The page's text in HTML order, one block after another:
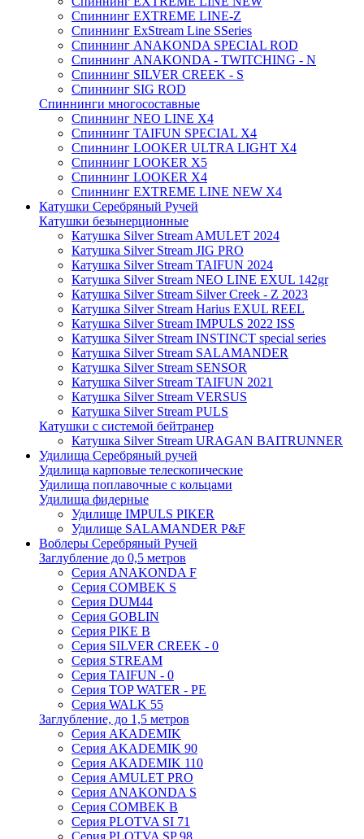
Спиннинг EXTREME LINE-Z
Спиннинг ExStream Line SSeries
Спиннинг ANAKONDA SPECIAL ROD
Спиннинг ANAKONDA - TWITCHING - N
Спиннинг SILVER CREEK - S
Спиннинг SIG ROD
Спиннинги многосоставные
Спиннинг NEO LINE X4
Спиннинг TAIFUN SPECIAL X4
Спиннинг LOOKER ULTRA LIGHT X4
Спиннинг LOOKER X5
Спиннинг LOOKER X4
Спиннинг EXTREME LINE NEW X4
Катушки Серебряный Ручей
Катушки безынерционные
Катушка Silver Stream AMULET 2024
Катушка Silver Stream JIG PRO
Катушка Silver Stream TAIFUN 2024
Катушка Silver Stream NEO LINE EXUL 142gr
Катушка Silver Stream Silver Creek - Z 2023
Катушка Silver Stream Harius EXUL REEL
Катушка Silver Stream IMPULS 2022 ISS
Катушка Silver Stream INSTINCT special series
Катушка Silver Stream SALAMANDER
Катушка Silver Stream SENSOR
Катушка Silver Stream TAIFUN 2021
Катушка Silver Stream VERSUS
Катушка Silver Stream PULS
Катушки с системой бейтранер
Катушка Silver Stream URAGAN BAITRUNNER
Удилища Серебряный ручей
Удилища карповые телескопические
Удилища поплавочные с кольцами
Удилища фидерные
Удилище IMPULS PIKER
Удилище SALAMANDER P&F
Воблеры Серебряный Ручей
Заглубление до 0,5 метров
Серия ANAKONDA F
Серия COMBEK S
Серия DUM44
Серия GOBLIN
Серия PIKE B
Серия SILVER CREEK - 0
Серия STREAM
Серия TAIFUN - 0
Серия TOP WATER - PE
Серия WALK 55
Заглубление, до 1,5 метров
Серия AKADEMIK
Серия AKADEMIK 90
Серия AKADEMIK 110
Серия AMULET PRO
Серия ANAKONDA S
Серия COMBEK B
Серия PLOTVA SI 71
Серия PLOTVA SP 98